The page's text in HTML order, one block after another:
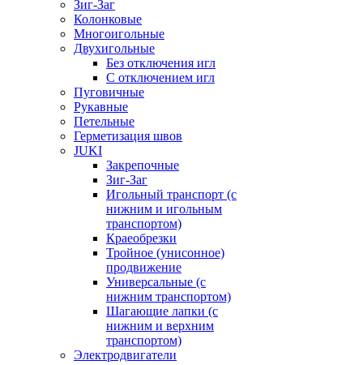
Зиг-Заг
Колонковые
Многоигольные
Двухигольные
Без отключения игл
С отключением игл
Пуговичные
Рукавные
Петельные
Герметизация швов
JUKI
Закрепочные
Зиг-Заг
Игольный транспорт (с
нижним и игольным
транспортом)
Краеобрезки
Тройное (унисонное)
продвижение
Универсальные (с
нижним транспортом)
Шагающие лапки (с
нижним и верхним
транспортом)
Электродвигатели